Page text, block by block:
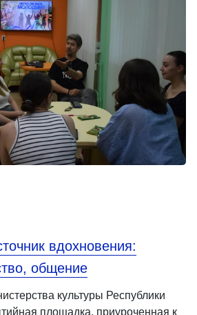
вдохновения:
общение
культуры Республики
площадка, приуроченная к